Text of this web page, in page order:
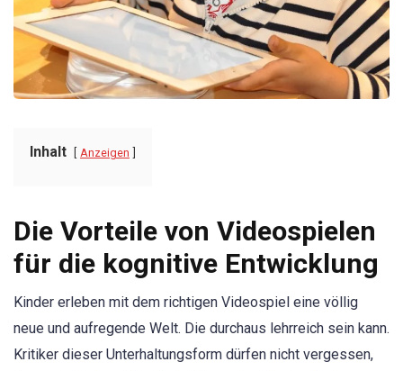
Inhalt Anzeigen
Die Vorteile von Videospielen
für die kognitive Entwicklung
Kinder erleben mit dem richtigen Videospiel eine völlig
neue und aufregende Welt. Die durchaus lehrreich sein kann.
Kritiker dieser Unterhaltungsform dürfen nicht vergessen,